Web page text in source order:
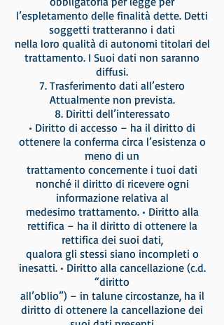
l’espletamento delle finalità dette. Detti
soggetti tratteranno i dati
nella loro qualità di autonomi titolari del
trattamento. I Suoi dati non saranno
diffusi.
7. Trasferimento dati all’estero
Attualmente non prevista.
8. Diritti dell’interessato
• Diritto di accesso – ha il diritto di
ottenere la conferma circa l’esistenza o
meno di un
trattamento concernente i tuoi dati
nonché il diritto di ricevere ogni
informazione relativa al
medesimo trattamento. • Diritto alla
rettifica – ha il diritto di ottenere la
rettifica dei suoi dati,
qualora gli stessi siano incompleti o
inesatti. • Diritto alla cancellazione (c.d.
“diritto
all’oblio”) – in talune circostanze, ha il
diritto di ottenere la cancellazione dei